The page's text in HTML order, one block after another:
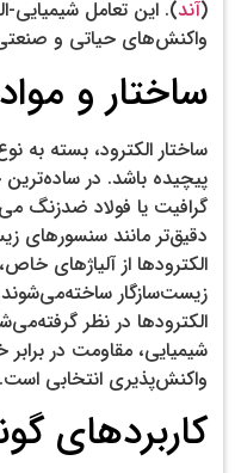
(آند). این تعامل شیمیایی-
واکنش‌های حیاتی و
ساختار و
ساختار الکترود، بسته به
پیچیده باشد. در
گرافیت یا فولاد ضدزنگ
دقیق‌تر مانند سنسورهای
الکترودها از آلیاژهای
زیست‌سازگار
الکترودها در نظر
شیمیایی، مقاومت در
واکنش‌پذیری انتخابی است.
کاربردهای